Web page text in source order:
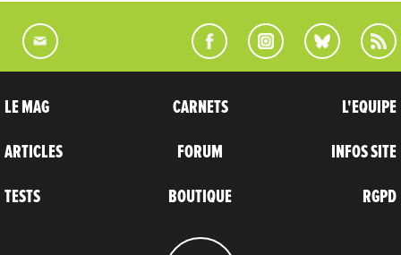
LE MAG
ARTICLES
TESTS
CARNETS
FORUM
BOUTIQUE
L'EQUIPE
INFOS SITE
RGPD